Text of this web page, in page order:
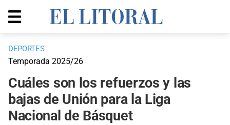
DEPORTES
Temporada 2025/26
Cuáles son los refuerzos y las
bajas de Unión para la Liga
Nacional de Básquet